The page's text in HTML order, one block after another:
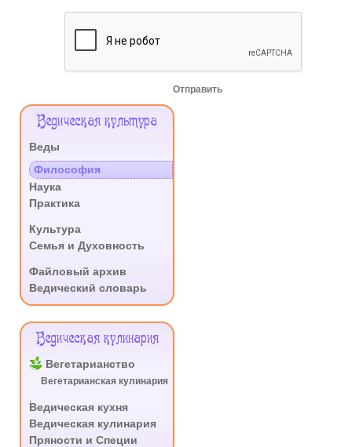
Отправить
Меню
Ведическая культура
Веды
.
Философия
Наука
Практика
Культура
Семья и Духовность
Файловый архив
Ведический словарь
Ведическая кулинария
Вегетарианство
Вегетарианская кулинария
Ведическая кухня
Ведическая кулинария
Пряности и Специи